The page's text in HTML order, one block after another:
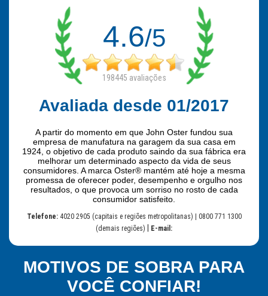
4.6/5
198445 avaliações
Avaliada desde 01/2017
A partir do momento em que John Oster fundou sua
empresa de manufatura na garagem da sua casa em
1924, o objetivo de cada produto saindo da sua fábrica era
melhorar um determinado aspecto da vida de seus
consumidores. A marca Oster® mantém até hoje a mesma
promessa de oferecer poder, desempenho e orgulho nos
resultados, o que provoca um sorriso no rosto de cada
consumidor satisfeito.
Telefone: 4020 2905 (capitais e regiões metropolitanas) | 0800 771 1300
(demais regiões)
E-mail:
MOTIVOS DE SOBRA PARA
VOCÊ CONFIAR!